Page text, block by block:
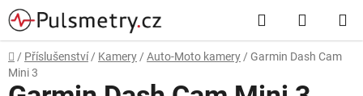
Přejít
na
obsah
Hledat
KOŠÍK
Domů
/ Příslušenství / Kamery / Auto-Moto kamery / Garmin Dash Cam
Mini 3